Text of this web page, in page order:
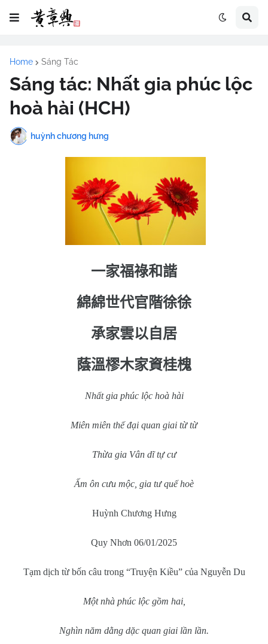
Home Sáng Tác
Sáng tác: Nhất gia phúc lộc
hoà hài (HCH)
huỳnh chương hưng
一家福祿和諧
綿綿世代官階徐徐
承家雲以自居
蔭溫樛木家資桂槐
Nhất gia phúc lộc hoà hài
Miên miên thế đại quan giai từ từ
Thừa gia Vân dĩ tự cư
Ấm ôn cưu mộc, gia tư quế hoè
Huỳnh Chương Hưng
Quy Nhơn 06/01/2025
Tạm dịch từ bốn câu trong “Truyện Kiều” của Nguyễn Du
Một nhà phúc lộc gồm hai,
Nghìn năm dằng dặc quan giai lần lần.